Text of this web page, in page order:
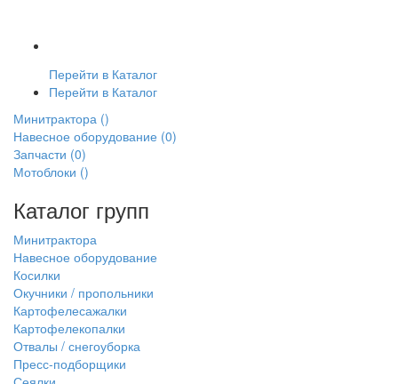
Перейти в Каталог
Перейти в Каталог
Минитрактора ()
Навесное оборудование (0)
Запчасти (0)
Мотоблоки ()
Каталог групп
Минитрактора
Навесное оборудование
Косилки
Окучники / пропольники
Картофелесажалки
Картофелекопалки
Отвалы / снегоуборка
Пресс-подборщики